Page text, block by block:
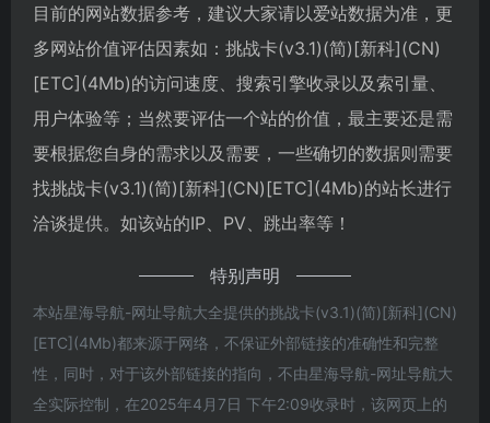
目前的网站数据参考，建议大家请以爱站数据为准，更
多网站价值评估因素如：挑战卡(v3.1)(简)[新科](CN)
[ETC](4Mb)的访问速度、搜索引擎收录以及索引量、
用户体验等；当然要评估一个站的价值，最主要还是需
要根据您自身的需求以及需要，一些确切的数据则需要
找挑战卡(v3.1)(简)[新科](CN)[ETC](4Mb)的站长进行
洽谈提供。如该站的IP、PV、跳出率等！
特别声明
本站星海导航-网址导航大全提供的挑战卡(v3.1)(简)[新科](CN)
[ETC](4Mb)都来源于网络，不保证外部链接的准确性和完整
性，同时，对于该外部链接的指向，不由星海导航-网址导航大
全实际控制，在2025年4月7日 下午2:09收录时，该网页上的